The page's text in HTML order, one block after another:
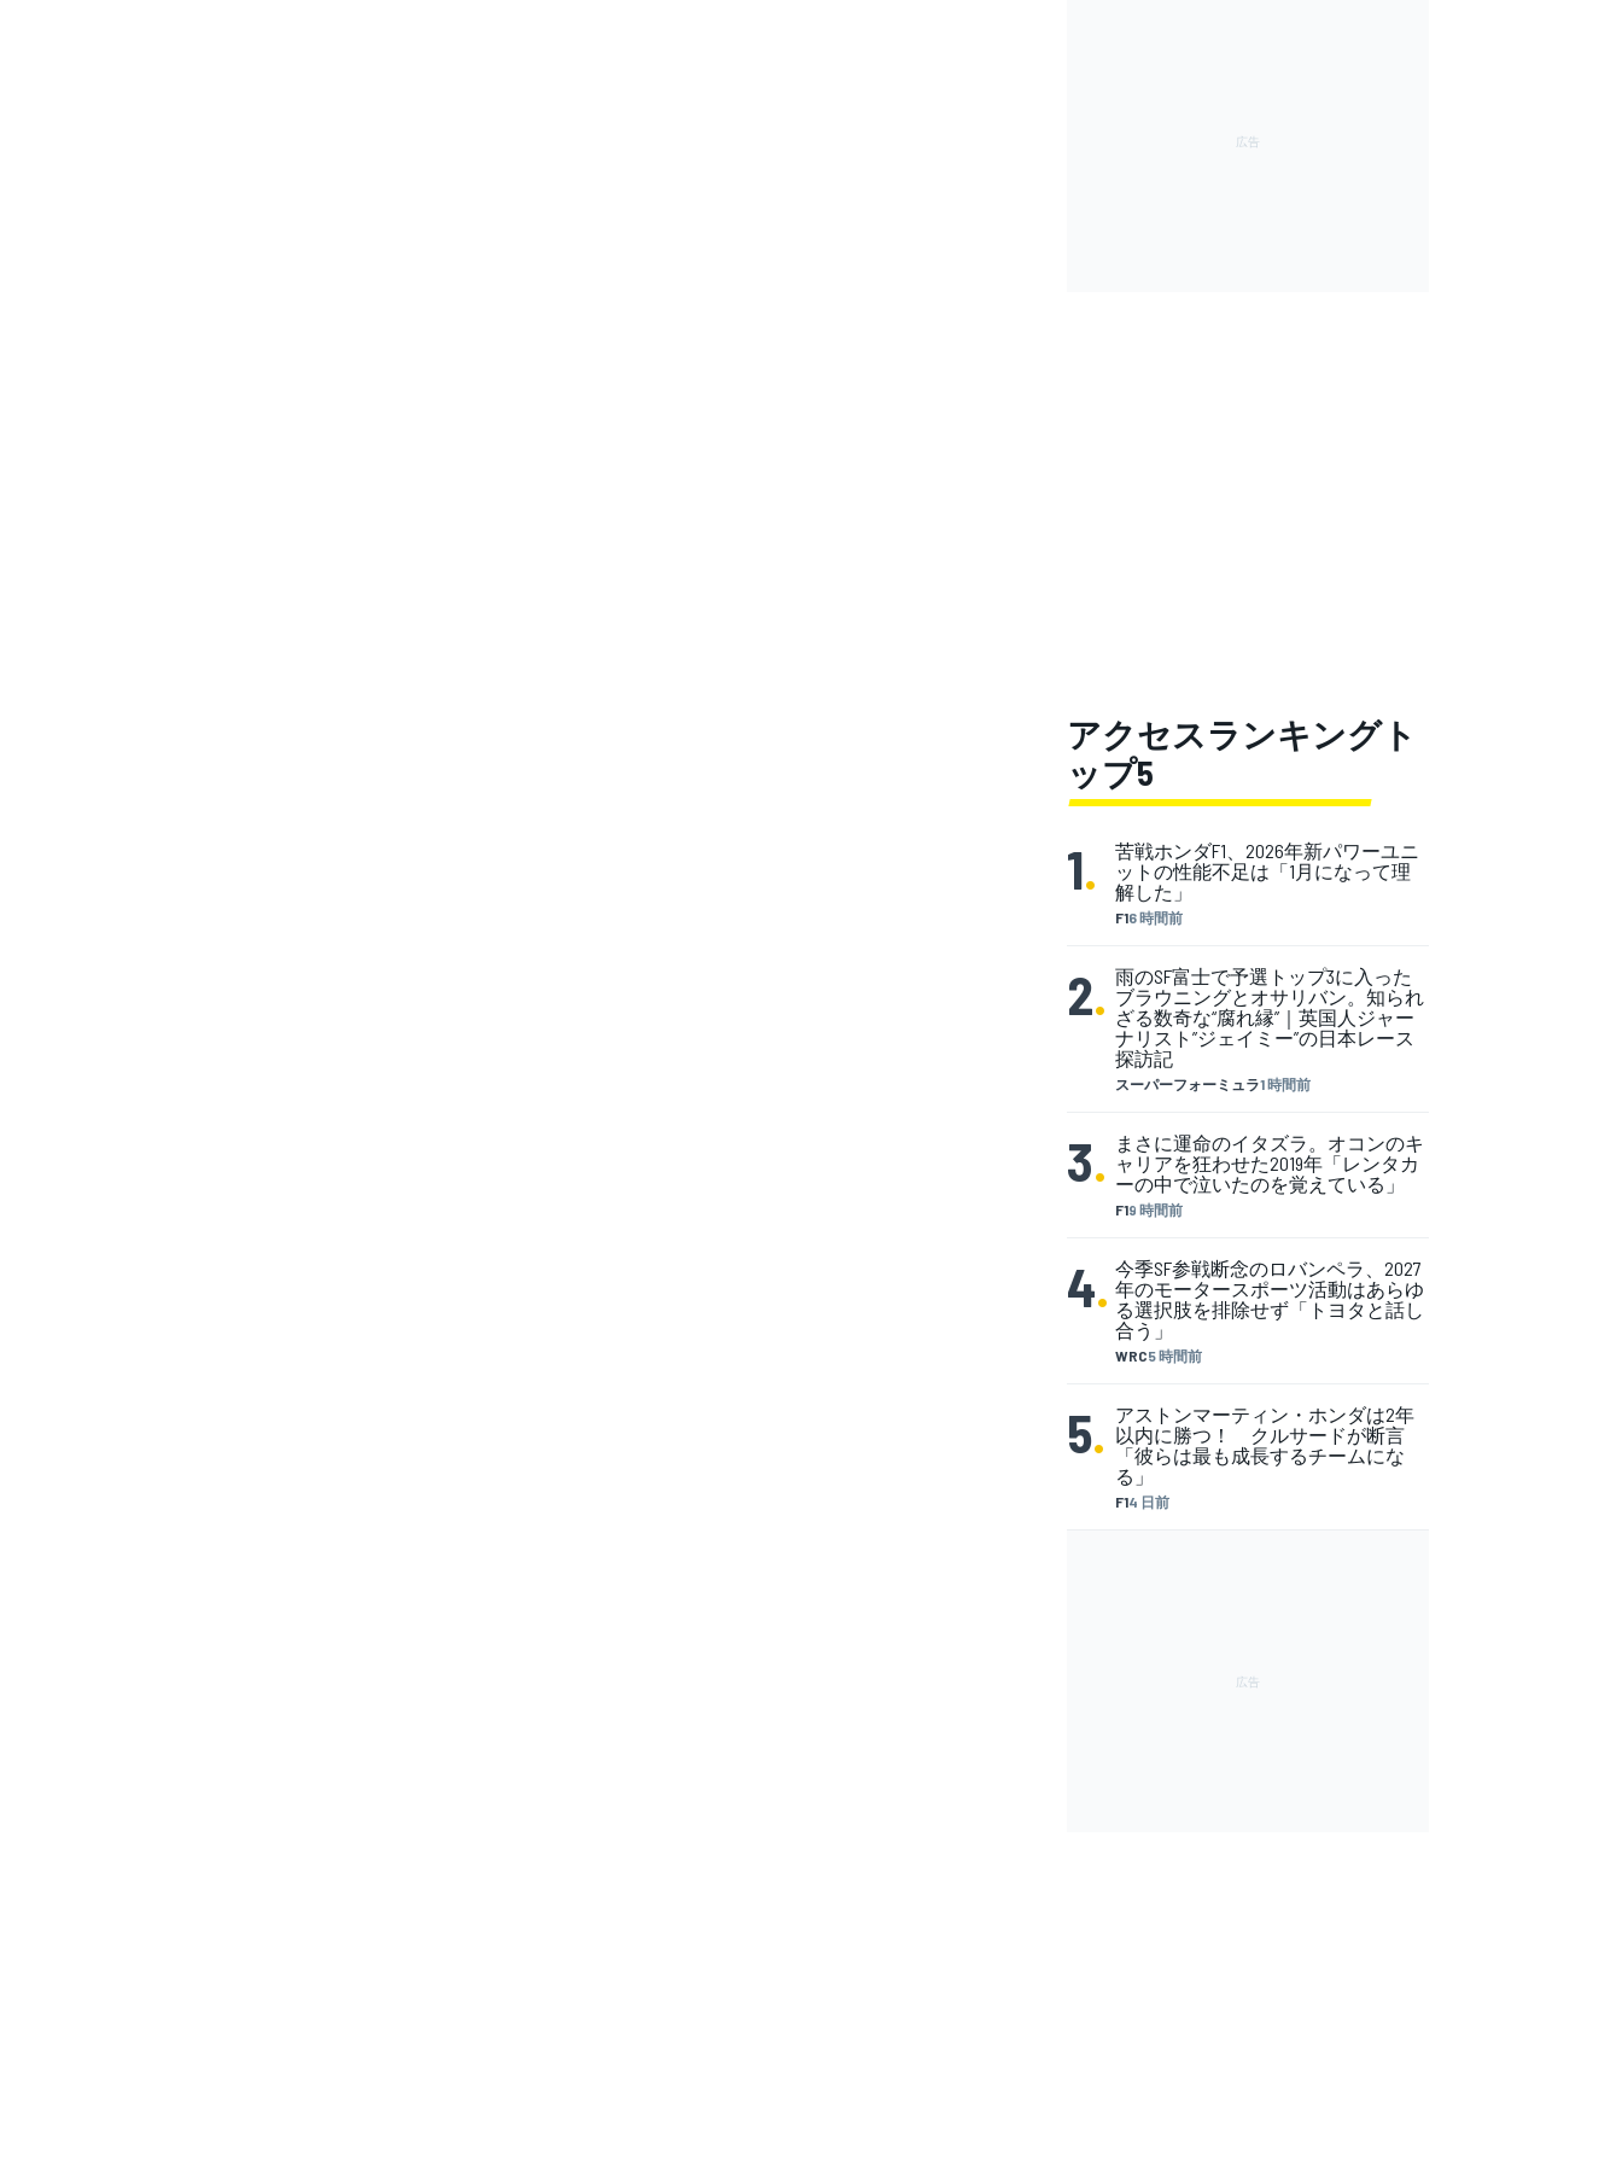
アクセスランキングト
ップ5
1.
F16 時間前
苦戦ホンダF1、2026年新パワーユニ
ットの性能不足は「1月になって理
解した」
2.
スーパーフォーミュラ1 時間前
雨のSF富士で予選トップ3に入った
ブラウニングとオサリバン。知られ
ざる数奇な“腐れ縁”｜英国人ジャー
ナリスト”ジェイミー”の日本レース
探訪記
3.
F19 時間前
まさに運命のイタズラ。オコンのキ
ャリアを狂わせた2019年「レンタカ
ーの中で泣いたのを覚えている」
4.
WRC5 時間前
今季SF参戦断念のロバンペラ、2027
年のモータースポーツ活動はあらゆ
る選択肢を排除せず「トヨタと話し
合う」
5.
F14 日前
アストンマーティン・ホンダは2年
以内に勝つ！ クルサードが断言
「彼らは最も成長するチームにな
る」